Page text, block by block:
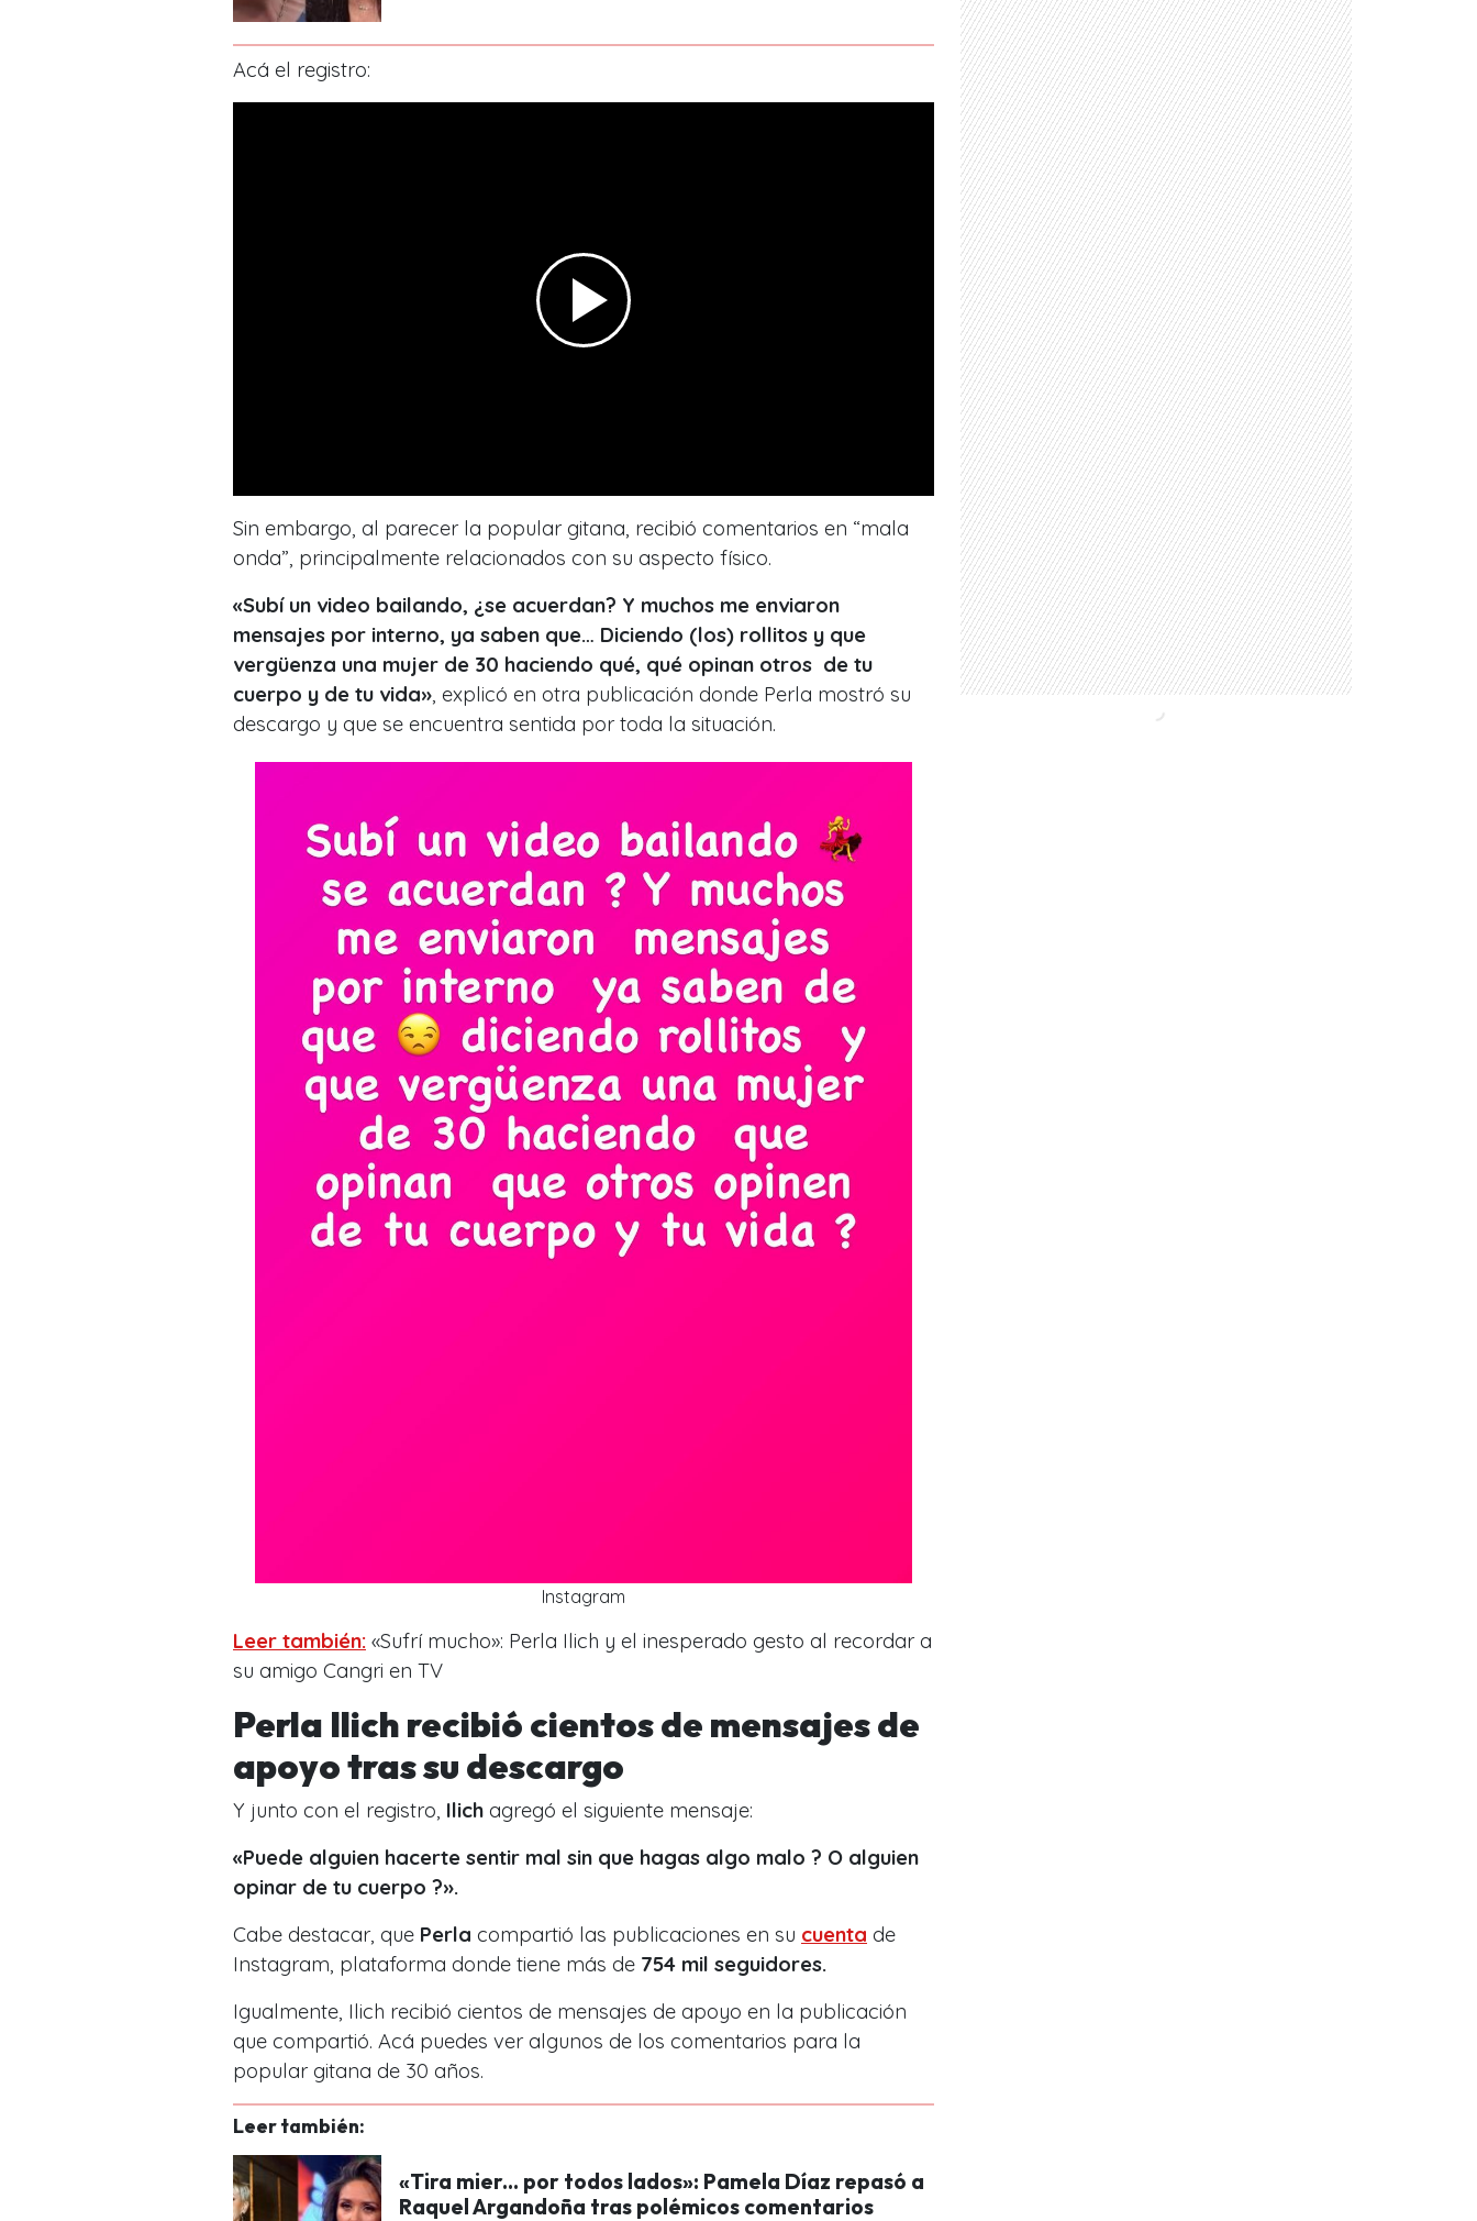
Acá el registro:
Sin embargo, al parecer la popular gitana, recibió comentarios en “mala
onda”, principalmente relacionados con su aspecto físico.
«Subí un video bailando, ¿se acuerdan? Y muchos me enviaron
mensajes por interno, ya saben que… Diciendo (los) rollitos y que
vergüenza una mujer de 30 haciendo qué, qué opinan otros de tu
cuerpo y de tu vida», explicó en otra publicación donde Perla mostró su
descargo y que se encuentra sentida por toda la situación.
Instagram
Leer también: «Sufrí mucho»: Perla Ilich y el inesperado gesto al recordar a
su amigo Cangri en TV
Perla Ilich recibió cientos de mensajes de
apoyo tras su descargo
Y junto con el registro, Ilich agregó el siguiente mensaje:
«Puede alguien hacerte sentir mal sin que hagas algo malo ? O alguien
opinar de tu cuerpo ?».
Cabe destacar, que Perla compartió las publicaciones en su cuenta de
Instagram, plataforma donde tiene más de 754 mil seguidores.
Igualmente, Ilich recibió cientos de mensajes de apoyo en la publicación
que compartió. Acá puedes ver algunos de los comentarios para la
popular gitana de 30 años.
Leer también:
«Tira mier... por todos lados»: Pamela Díaz repasó a
Raquel Argandoña tras polémicos comentarios